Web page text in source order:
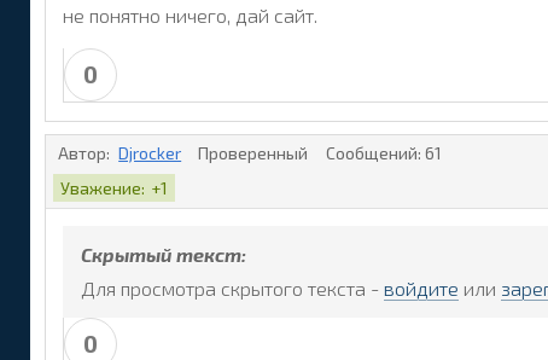
не понятно ничего, дай сайт.
0
Автор: Djrocker Проверенный Сообщений: 61
Уважение: +1
Скрытый текст:
Для просмотра скрытого текста - войдите или
0